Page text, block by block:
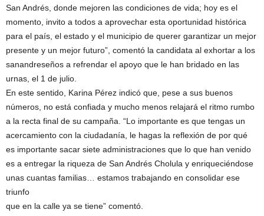
San Andrés, donde mejoren las condiciones de vida; hoy es el
momento, invito a todos a aprovechar esta oportunidad histórica
para el país, el estado y el municipio de querer garantizar un mejor
presente y un mejor futuro”, comentó la candidata al exhortar a los
sanandreseños a refrendar el apoyo que le han bridado en las
urnas, el 1 de julio.
En este sentido, Karina Pérez indicó que, pese a sus buenos
números, no está confiada y mucho menos relajará el ritmo rumbo
a la recta final de su campaña. “Lo importante es que tengas un
acercamiento con la ciudadanía, le hagas la reflexión de por qué
es importante sacar siete administraciones que lo que han venido
es a entregar la riqueza de San Andrés Cholula y enriqueciéndose
unas cuantas familias… estamos trabajando en consolidar ese
triunfo
que en la calle ya se tiene” comentó.